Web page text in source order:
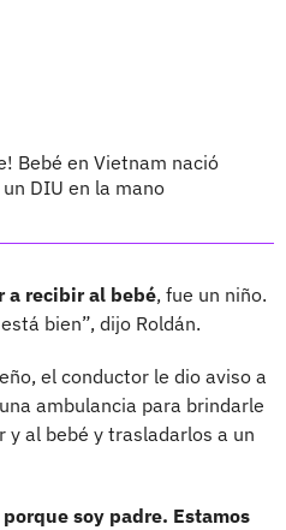
Bebé en Vietnam nació
DIU en la mano
a recibir al bebé, fue un niño.
bien”, dijo Roldán.
el conductor le dio aviso a
ambulancia para brindarle
y al bebé y trasladarlos a un
soy padre. Estamos